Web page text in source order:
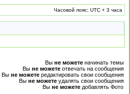
Часовой пояс: UTC + 3 часа
Вы не можете начинать темы
Вы не можете отвечать на сообщения
Вы не можете редактировать свои сообщения
Вы не можете удалять свои сообщения
Вы не можете добавлять Фото